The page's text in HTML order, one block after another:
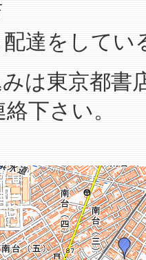
達をしてい
は東京都書
下さい。